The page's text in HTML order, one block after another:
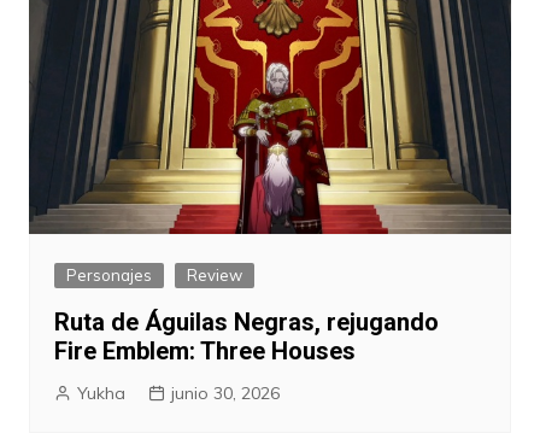
Personajes Review
Ruta de Águilas Negras, rejugando
Fire Emblem: Three Houses
Yukha junio 30, 2026